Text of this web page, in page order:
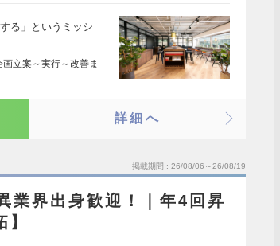
る」というミッシ
立案～実行～改善ま
詳細へ
掲載期間 26/08/06～26/08/19
業界出身歓迎！｜年4回昇